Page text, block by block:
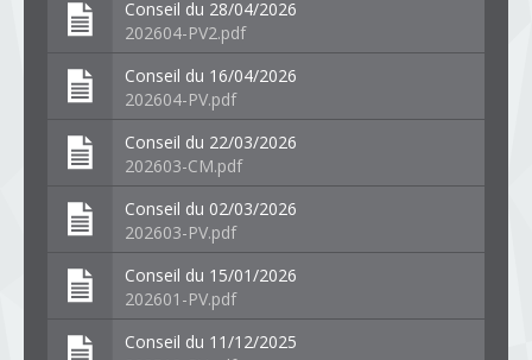
Conseil du 28/04/2026
202604-PV2.pdf
Conseil du 16/04/2026
202604-PV.pdf
Conseil du 22/03/2026
202603-CM.pdf
Conseil du 02/03/2026
202603-PV.pdf
Conseil du 15/01/2026
202601-PV.pdf
Conseil du 11/12/2025